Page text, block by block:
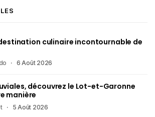
culinaire incontournable de
6 Août 2026
découvrez le Lot-et-Garonne
manière
5 Août 2026